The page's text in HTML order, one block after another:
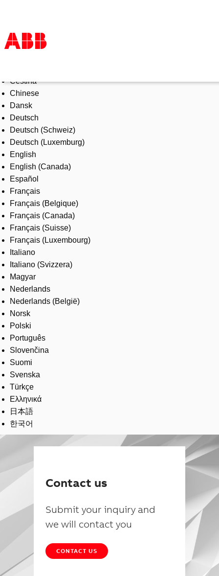
Products & Solutions
Industries
Services
About us
Where to buy
Contact us
Careers
Čeština
Chinese
Dansk
Deutsch
Deutsch (Schweiz)
Deutsch (Luxemburg)
English
English (Canada)
Español
Français
Français (Belgique)
Français (Canada)
Français (Suisse)
Français (Luxembourg)
Italiano
Italiano (Svizzera)
Magyar
Nederlands
Nederlands (België)
Norsk
Polski
Português
Slovenčina
Suomi
Svenska
Türkçe
Ελληνικά
日本語
한국어
Contact us
Submit your inquiry and
we will contact you
CONTACT US